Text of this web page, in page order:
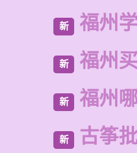
新 福州
新 福州
新 福州
新 古筝